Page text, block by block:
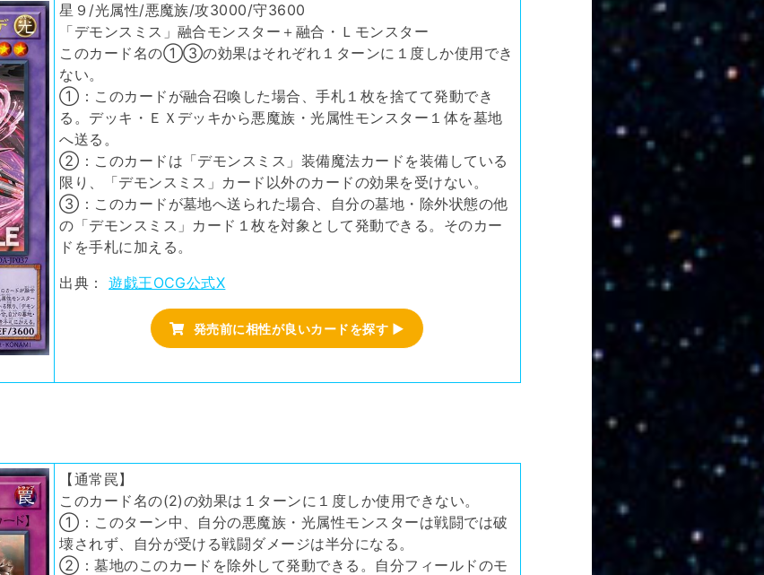
星９/光属性/悪魔族/攻3000/守3600
「デモンスミス」融合モンスター＋融合・Ｌモンスター
このカード名の①③の効果はそれぞれ１ターンに１度しか使用でき
ない。
①：このカードが融合召喚した場合、手札１枚を捨てて発動でき
る。デッキ・ＥＸデッキから悪魔族・光属性モンスター１体を墓地
へ送る。
②：このカードは「デモンスミス」装備魔法カードを装備している
限り、「デモンスミス」カード以外のカードの効果を受けない。
③：このカードが墓地へ送られた場合、自分の墓地・除外状態の他
の「デモンスミス」カード１枚を対象として発動できる。そのカー
ドを手札に加える。
出典：遊戯王OCG公式X
発売前に相性が良いカードを探す ▶
【通常罠】
このカード名の(2)の効果は１ターンに１度しか使用できない。
①：このターン中、自分の悪魔族・光属性モンスターは戦闘では破
壊されず、自分が受ける戦闘ダメージは半分になる。
②：墓地のこのカードを除外して発動できる。自分フィールドのモ